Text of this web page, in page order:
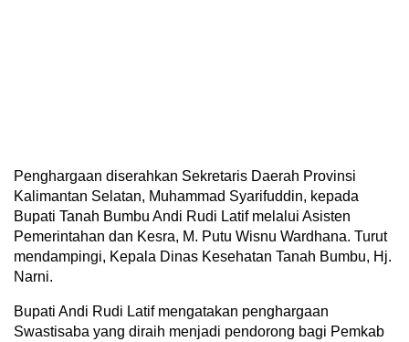
Penghargaan diserahkan Sekretaris Daerah Provinsi
Kalimantan Selatan, Muhammad Syarifuddin, kepada
Bupati Tanah Bumbu Andi Rudi Latif melalui Asisten
Pemerintahan dan Kesra, M. Putu Wisnu Wardhana. Turut
mendampingi, Kepala Dinas Kesehatan Tanah Bumbu, Hj.
Narni.
Bupati Andi Rudi Latif mengatakan penghargaan
Swastisaba yang diraih menjadi pendorong bagi Pemkab